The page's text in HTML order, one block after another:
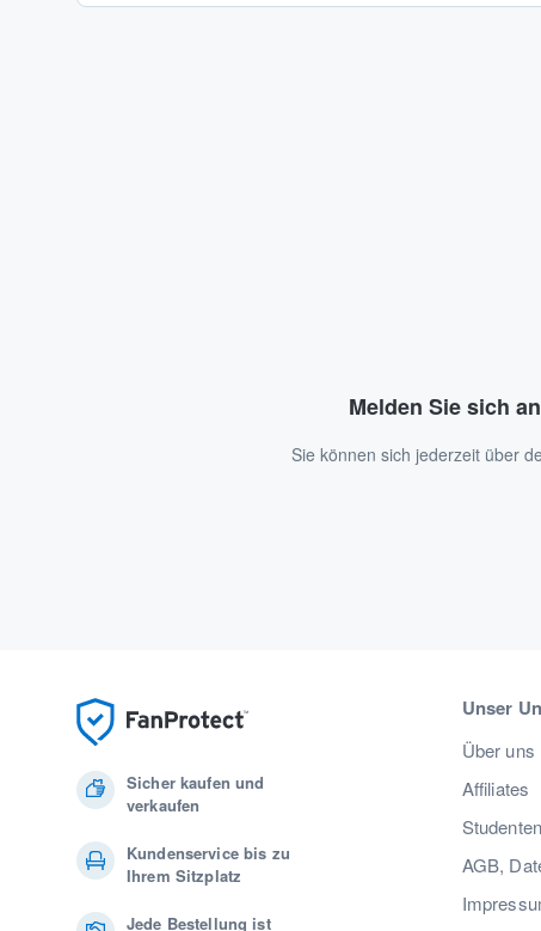
Melden Sie sich
Sie können sich jederzeit über
Sicher kaufen und
verkaufen
Kundenservice bis zu
Ihrem Sitzplatz
Jede Bestellung ist
Unser
Über uns
Affiliates
AGB,